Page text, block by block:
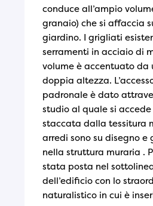
conduce all’ampio
granaio) che si affaccia
giardino. I grigliati
serramenti in acciaio di
volume è accentuato da
doppia altezza.
padronale è dato
studio al quale si
staccata dalla tessitura
arredi sono su disegno
nella struttura muraria .
stata posta nel
dell’edificio con lo
naturalistico in cui è